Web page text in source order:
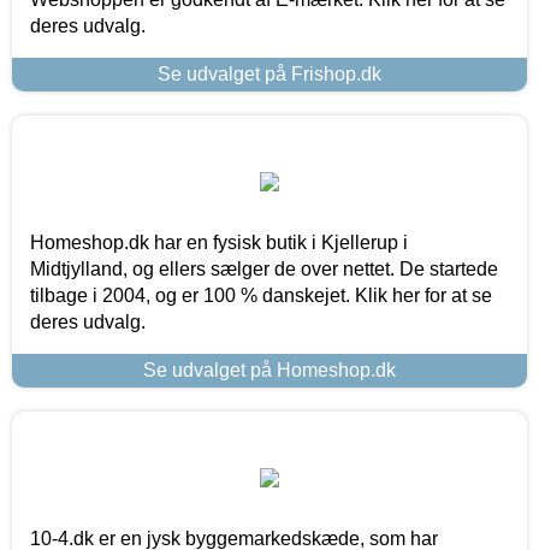
deres udvalg.
Se udvalget på Frishop.dk
Homeshop.dk har en fysisk butik i Kjellerup i
Midtjylland, og ellers sælger de over nettet. De startede
tilbage i 2004, og er 100 % danskejet. Klik her for at se
deres udvalg.
Se udvalget på Homeshop.dk
10-4.dk er en jysk byggemarkedskæde, som har